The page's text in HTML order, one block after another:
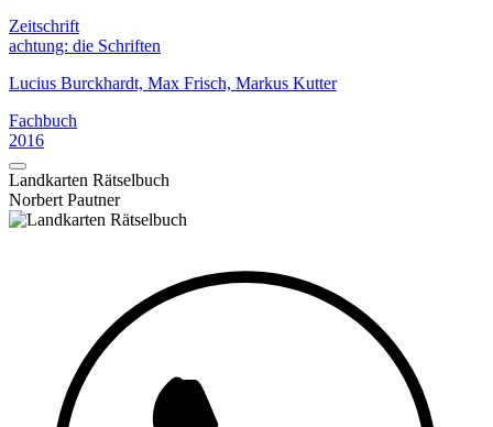
Zeitschrift
achtung: die Schriften
Lucius Burckhardt, Max Frisch, Markus Kutter
Fachbuch
2016
Landkarten Rätselbuch
Norbert Pautner